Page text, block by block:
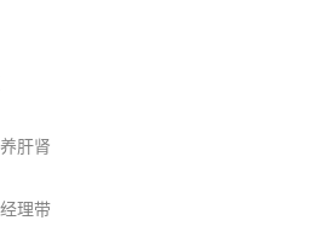
肝肾
理带